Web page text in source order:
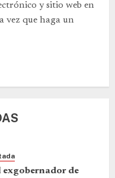
y sitio web en
vez que haga un
exgobernador de